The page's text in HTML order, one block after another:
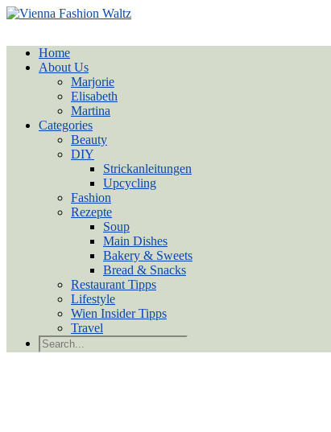
Home
About Us
Marjorie
Elisabeth
Martina
Categories
Beauty
DIY
Strickanleitungen
Upcycling
Fashion
Rezepte
Soup
Main Dishes
Bakery & Sweets
Bread & Snacks
Restaurant Tipps
Lifestyle
Wien Insider Tipps
Travel